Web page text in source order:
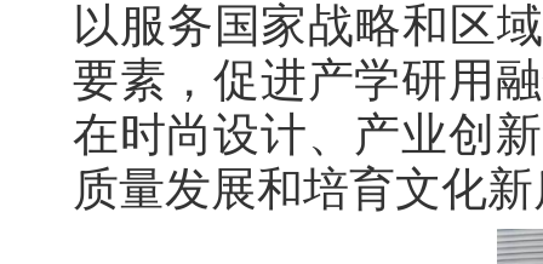
以服务国家战略和区
要素，促进产学研用
在时尚设计、产业创
质量发展和培育文化